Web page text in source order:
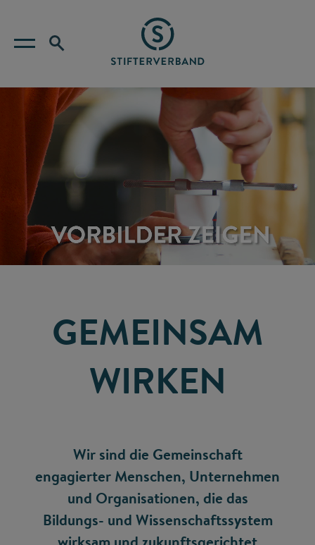
GEMEINSAM
WIRKEN
Wir sind die Gemeinschaft
engagierter Menschen, Unternehmen
und Organisationen, die das
Bildungs- und Wissenschaftssystem